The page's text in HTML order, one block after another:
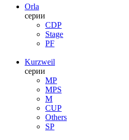
Orla
серии
CDP
Stage
PF
Kurzweil
серии
MP
MPS
M
CUP
Others
SP